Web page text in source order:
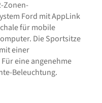
Zonen-
Ford mit AppLink
für mobile
Die Sportsitze
einer
eine angenehme
Beleuchtung.